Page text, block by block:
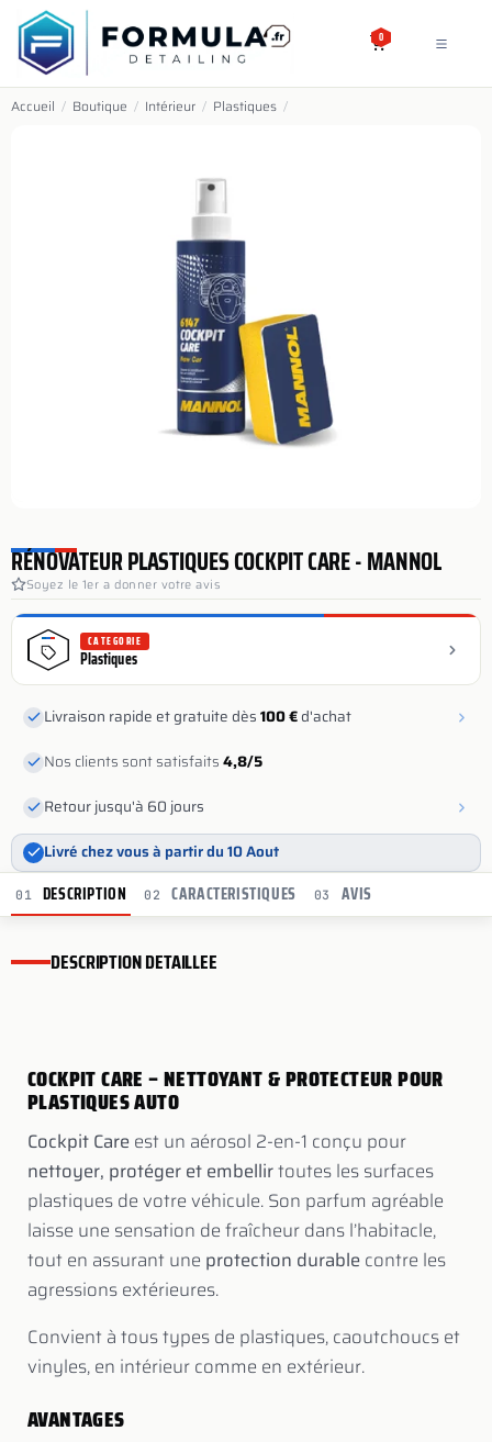
SE RENDRE AU CONTENU
0
Accueil / Boutique / Intérieur / Plastiques /
RÉNOVATEUR PLASTIQUES COCKPIT CARE - MANNOL
Soyez le 1er a donner votre avis
CATEGORIE
Plastiques
Livraison rapide et gratuite dès100 €d'achat
Nos clients sont satisfaits4,8/5
Retour jusqu'à 60 jours
Livré chez vous à partir du 10 Aout
01 DESCRIPTION 02 CARACTERISTIQUES 03 AVIS
DESCRIPTION DETAILLEE
COCKPIT CARE – NETTOYANT & PROTECTEUR POUR
PLASTIQUES AUTO
Cockpit Careest un aérosol 2-en-1 conçu pour
nettoyer, protéger et embellirtoutes les surfaces
plastiques de votre véhicule. Son parfum agréable
laisse une sensation de fraîcheur dans l’habitacle,
tout en assurant une protection durablecontre les
agressions extérieures.
Convient à tous types de plastiques, caoutchoucs et
vinyles, en intérieur comme en extérieur.
AVANTAGES